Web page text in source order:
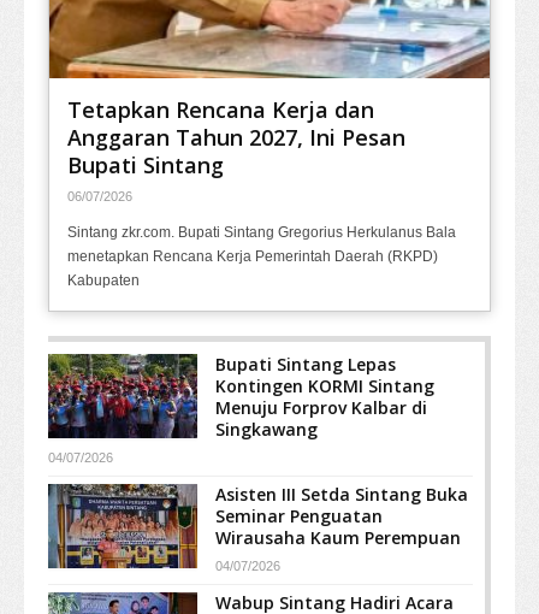
Tetapkan Rencana Kerja dan
Anggaran Tahun 2027, Ini Pesan
Bupati Sintang
06/07/2026
Sintang zkr.com. Bupati Sintang Gregorius Herkulanus Bala
menetapkan Rencana Kerja Pemerintah Daerah (RKPD)
Kabupaten
Bupati Sintang Lepas
Kontingen KORMI Sintang
Menuju Forprov Kalbar di
Singkawang
04/07/2026
Asisten III Setda Sintang Buka
Seminar Penguatan
Wirausaha Kaum Perempuan
04/07/2026
Wabup Sintang Hadiri Acara